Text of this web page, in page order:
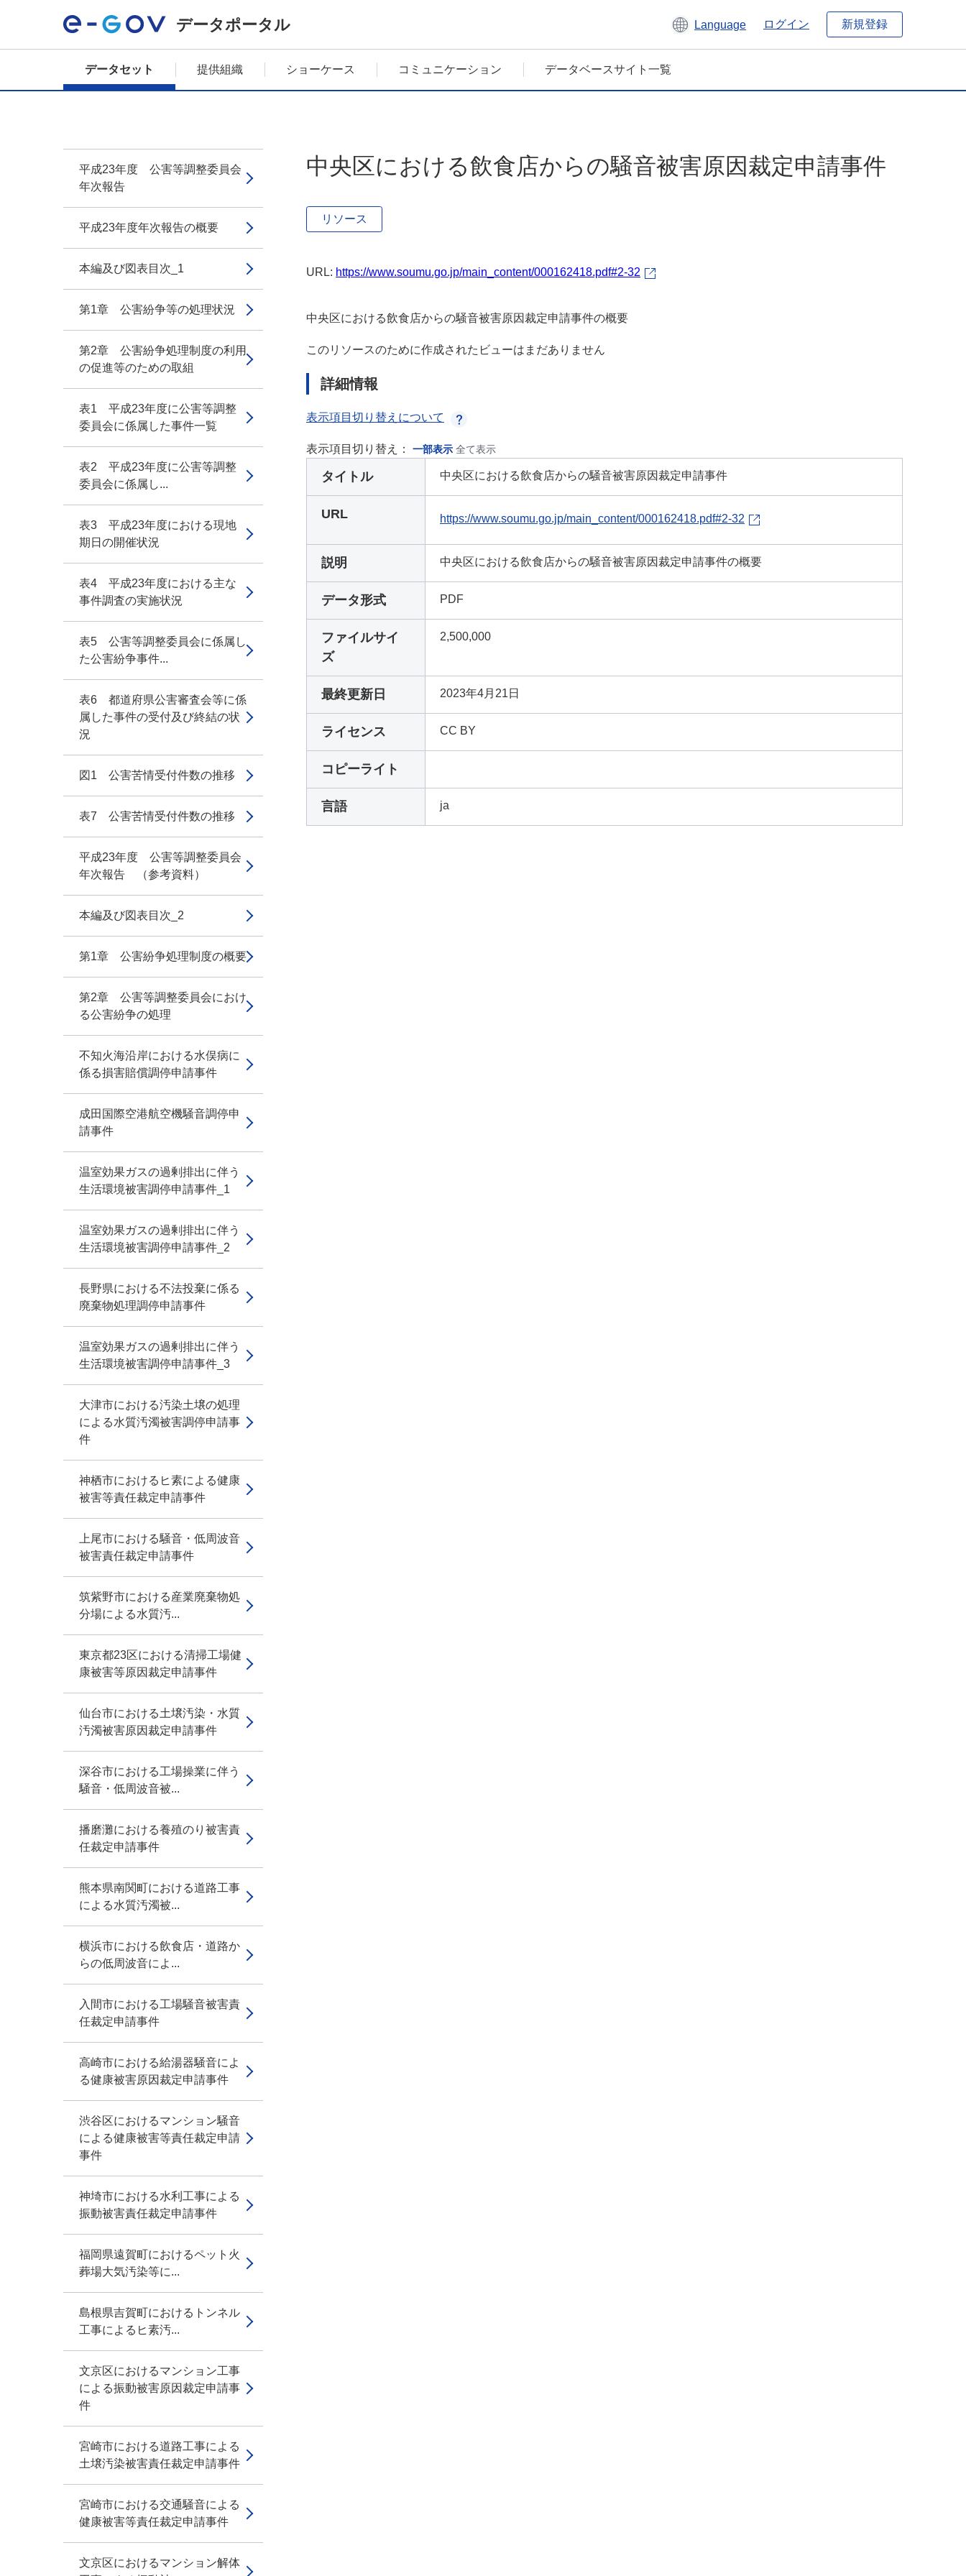
データポータル Language ログイン 新規登録
データセット 提供組織 ショーケース コミュニケーション データベースサイト一覧
平成23年度 公害等調整委員会
年次報告
平成23年度年次報告の概要
本編及び図表目次_1
第1章 公害紛争等の処理状況
第2章 公害紛争処理制度の利用
の促進等のための取組
表1 平成23年度に公害等調整
委員会に係属した事件一覧
表2 平成23年度に公害等調整
委員会に係属し...
表3 平成23年度における現地
期日の開催状況
表4 平成23年度における主な
事件調査の実施状況
表5 公害等調整委員会に係属し
た公害紛争事件...
表6 都道府県公害審査会等に係
属した事件の受付及び終結の状
況
図1 公害苦情受付件数の推移
表7 公害苦情受付件数の推移
平成23年度 公害等調整委員会
年次報告 （参考資料）
本編及び図表目次_2
第1章 公害紛争処理制度の概要
第2章 公害等調整委員会におけ
る公害紛争の処理
不知火海沿岸における水俣病に
係る損害賠償調停申請事件
成田国際空港航空機騒音調停申
請事件
温室効果ガスの過剰排出に伴う
生活環境被害調停申請事件_1
温室効果ガスの過剰排出に伴う
生活環境被害調停申請事件_2
長野県における不法投棄に係る
廃棄物処理調停申請事件
温室効果ガスの過剰排出に伴う
生活環境被害調停申請事件_3
大津市における汚染土壌の処理
による水質汚濁被害調停申請事
件
神栖市におけるヒ素による健康
被害等責任裁定申請事件
上尾市における騒音・低周波音
被害責任裁定申請事件
筑紫野市における産業廃棄物処
分場による水質汚...
東京都23区における清掃工場健
康被害等原因裁定申請事件
仙台市における土壌汚染・水質
汚濁被害原因裁定申請事件
深谷市における工場操業に伴う
騒音・低周波音被...
播磨灘における養殖のり被害責
任裁定申請事件
熊本県南関町における道路工事
による水質汚濁被...
横浜市における飲食店・道路か
らの低周波音によ...
入間市における工場騒音被害責
任裁定申請事件
高崎市における給湯器騒音によ
る健康被害原因裁定申請事件
渋谷区におけるマンション騒音
による健康被害等責任裁定申請
事件
神埼市における水利工事による
振動被害責任裁定申請事件
福岡県遠賀町におけるペット火
葬場大気汚染等に...
島根県吉賀町におけるトンネル
工事によるヒ素汚...
文京区におけるマンション工事
による振動被害原因裁定申請事
件
宮崎市における道路工事による
土壌汚染被害責任裁定申請事件
宮崎市における交通騒音による
健康被害等責任裁定申請事件
文京区におけるマンション解体
中央区における飲食店からの騒音被害原因裁定申請事件
リソース
URL: https://www.soumu.go.jp/main_content/000162418.pdf#2-32
中央区における飲食店からの騒音被害原因裁定申請事件の概要
このリソースのために作成されたビューはまだありません
詳細情報
表示項目切り替えについて
表示項目切り替え： 一部表示 全て表示
タイトル 中央区における飲食店からの騒音被害原因裁定申請事件
URL https://www.soumu.go.jp/main_content/000162418.pdf#2-32
説明 中央区における飲食店からの騒音被害原因裁定申請事件の概要
データ形式 PDF
ファイルサイ
ズ
2,500,000
最終更新日 2023年4月21日
ライセンス CC BY
コピーライト
言語 ja